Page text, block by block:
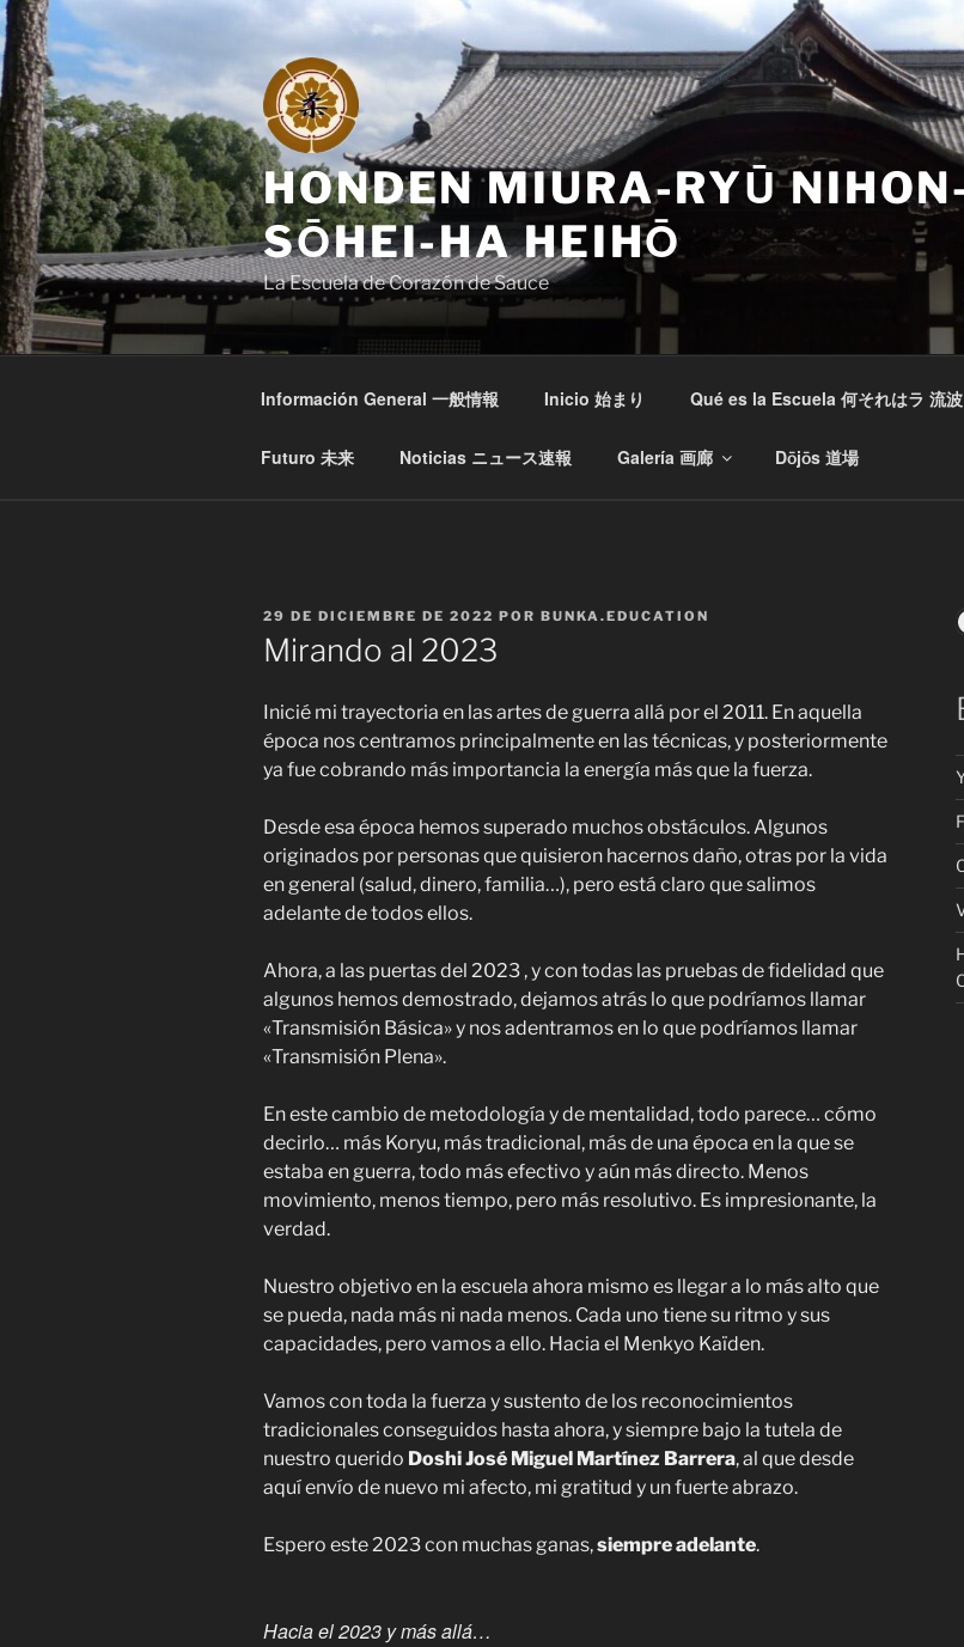
Saltar
al
contenido
HONDEN MIURA-RYŪ
SŌHEI-HA HEIHŌ
La Escuela de Corazón de Sauce
Información General 一般情報 Inicio 始まり Qué es la Escuela 何それはラ 流波
Futuro 未来 Noticias ニュース速報 Galería 画廊 Dōjōs 道場
PUBLICADO
EL
29 DE DICIEMBRE DE 2022 POR BUNKA.EDUCATION
Mirando al 2023
Inicié mi trayectoria en las artes de guerra allá por el 2011. En aquella
época nos centramos principalmente en las técnicas, y posteriormente
ya fue cobrando más importancia la energía más que la fuerza.
Desde esa época hemos superado muchos obstáculos. Algunos
originados por personas que quisieron hacernos daño, otras por la vida
en general (salud, dinero, familia…), pero está claro que salimos
adelante de todos ellos.
Ahora, a las puertas del 2023 , y con todas las pruebas de fidelidad que
algunos hemos demostrado, dejamos atrás lo que podríamos llamar
«Transmisión Básica» y nos adentramos en lo que podríamos llamar
«Transmisión Plena».
En este cambio de metodología y de mentalidad, todo parece… cómo
decirlo… más Koryu, más tradicional, más de una época en la que se
estaba en guerra, todo más efectivo y aún más directo. Menos
movimiento, menos tiempo, pero más resolutivo. Es impresionante, la
verdad.
Nuestro objetivo en la escuela ahora mismo es llegar a lo más alto que
se pueda, nada más ni nada menos. Cada uno tiene su ritmo y sus
capacidades, pero vamos a ello. Hacia el Menkyo Kaïden.
Vamos con toda la fuerza y sustento de los reconocimientos
tradicionales conseguidos hasta ahora, y siempre bajo la tutela de
nuestro querido Doshi José Miguel Martínez Barrera, al que desde
aquí envío de nuevo mi afecto, mi gratitud y un fuerte abrazo.
Espero este 2023 con muchas ganas,siempre adelante.
Hacia el 2023 y más allá…